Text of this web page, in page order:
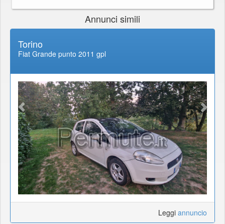
Annunci simili
Torino
Fiat Grande punto 2011 gpl
Leggi annuncio